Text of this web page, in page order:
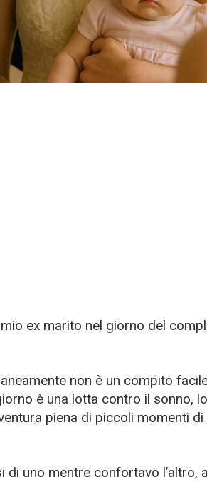
ex marito nel giorno del
non è un compito
è una lotta contro il sonno,
piena di piccoli momenti
di uno mentre confortavo l’altro,